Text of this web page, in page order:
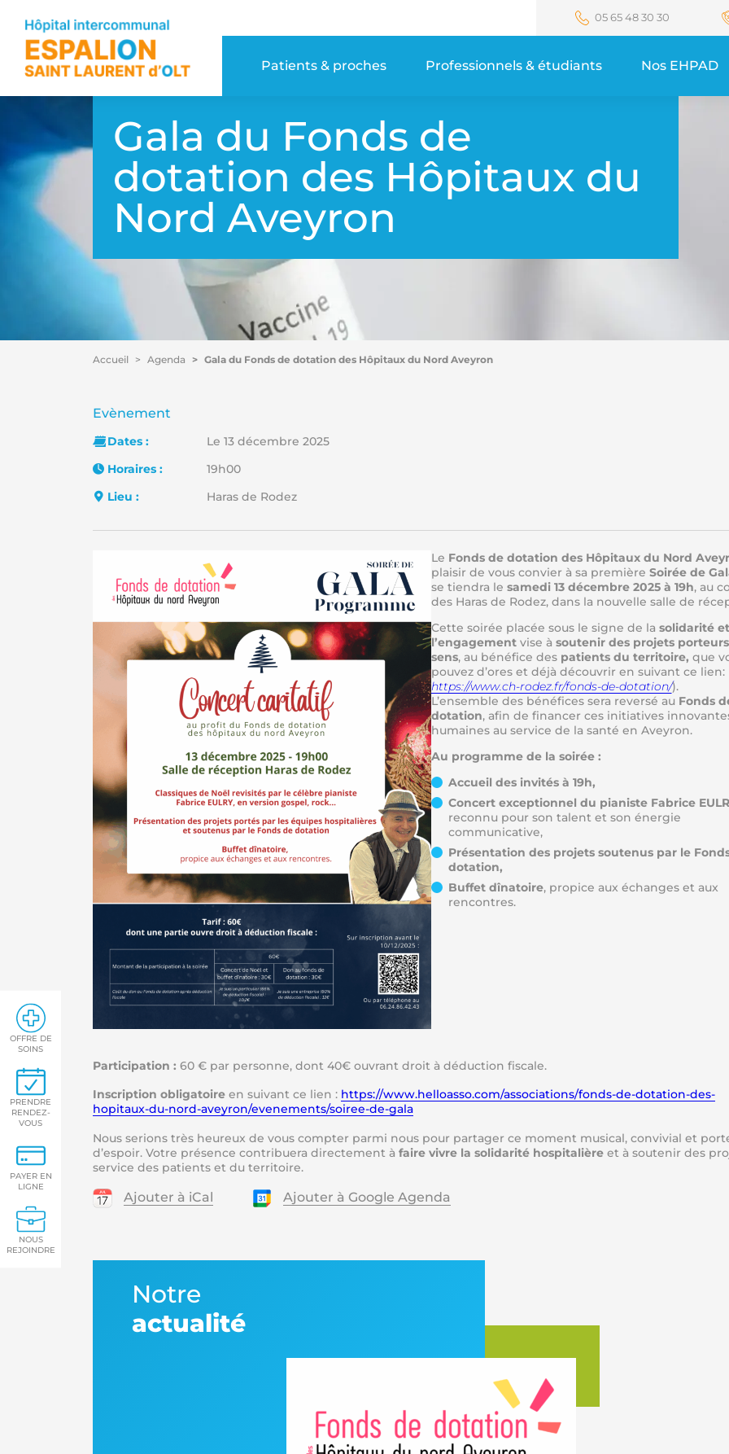
Patients & proches Professionnels & étudiants Nos EHPAD
05 65 48 30 30
OFFRE DE
SOINS
PRENDRE
RENDEZ-
VOUS
PAYER EN
LIGNE
NOUS
REJOINDRE
Gala du Fonds de
dotation des Hôpitaux du
Nord Aveyron
Accueil Agenda Gala du Fonds de dotation des Hôpitaux du Nord Aveyron
Catégorie :
Evènement
Dates :
Le 13 décembre 2025
Horaires :
19h00
Lieu :
Haras de Rodez
Le Fonds de dotation des Hôpitaux du Nord
plaisir de vous convier à sa première Soirée de
se tiendra le samedi 13 décembre 2025 à 19h, au
des Haras de Rodez, dans la nouvelle salle de
Cette soirée placée sous le signe de la solidarité
l’engagementvise à soutenir des projets
sens, au bénéfice des patients du territoire, que
pouvez d’ores et déjà découvrir en suivant ce lien:
https://www.ch-rodez.fr/fonds-de-dotation/).
L’ensemble des bénéfices sera reversé au Fonds
dotation, afin de financer ces initiatives
humaines au service de la santé en Aveyron.
Au programme de la soirée :
Accueil des invités à 19h,
Concert exceptionnel du pianiste Fabrice
reconnu pour son talent et son énergie
communicative,
Présentation des projets soutenus par le
dotation,
Buffet dînatoire, propice aux échanges et aux
rencontres.
Participation : 60 € par personne, dont 40€ ouvrant droit à déduction fiscale.
Inscription obligatoire en suivant ce lien : https://www.helloasso.com/associations/fonds-de-dotation-des-
hopitaux-du-nord-aveyron/evenements/soiree-de-gala
Nous serions très heureux de vous compter parmi nous pour partager ce moment musical, convivial et
d’espoir. Votre présence contribuera directement à faire vivre la solidarité hospitalière et à soutenir des
service des patients et du territoire.
Ajouter à iCal Ajouter à Google Agenda
Notre
actualité